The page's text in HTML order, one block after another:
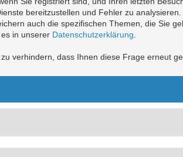
bereitzustellen und Fehler zu
auch die spezifischen Themen, die Sie
in unserer Datenschutzerklärung
verhindern, dass Ihnen diese Frage erneut